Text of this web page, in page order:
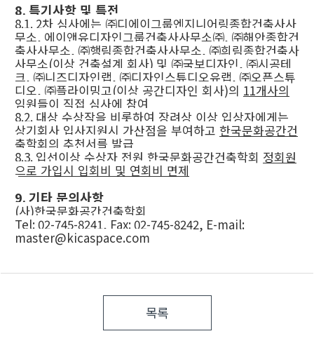
8. 특기사항 및 특전
8.1. 2차 심사에는 ㈜디에이그룹엔지니어링종합건축사사
무소, 에이앤유디자인그룹건축사사무소㈜, ㈜해안종합건
축사사무소, ㈜행림종합건축사사무소, ㈜희림종합건축사
사무소(이상 건축설계 회사) 및 ㈜국보디자인, ㈜시공테
크, ㈜니즈디자인랩, ㈜디자인스튜디오유랩, ㈜오픈스튜
디오, ㈜플라이밍고(이상 공간디자인 회사)의 11개사의
임원들이 직접 심사에 참여
8.2. 대상 수상작을 비롯하여 장려상 이상 입상자에게는
상기회사 입사지원시 가산점을 부여하고 한국문화공간건
축학회의 추천서를 발급
8.3. 입선이상 수상자 전원 한국문화공간건축학회 정회원
으로 가입시 입회비 및 연회비 면제
9.기타 문의사항
(사)한국문화공간건축학회
Tel: 02-745-8241, Fax: 02-745-8242, E-mail:
master@kicaspace.com
목록